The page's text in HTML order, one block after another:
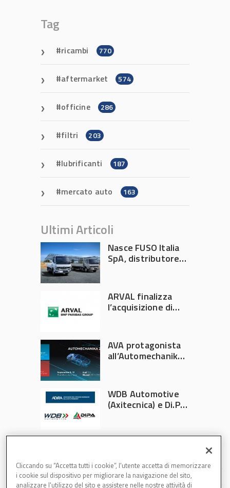
Tag
ricambi 770
aftermarket 574
officine 286
filtri 203
lubrificanti 187
mercato auto 163
Ultimi Articoli
Nasce FUSO Italia
SpA, distributore
ARVAL finalizza
l’acquisizione di
AVA protagonista
all’Automechanika
WDB Automotive
(Axitecnica) e Di.Pa.
Cliccando su “Accetta tutti i cookie”, l'utente accetta di memorizzare
i cookie sul dispositivo per migliorare la navigazione del sito,
analizzare l'utilizzo del sito e assistere nelle nostre attività di